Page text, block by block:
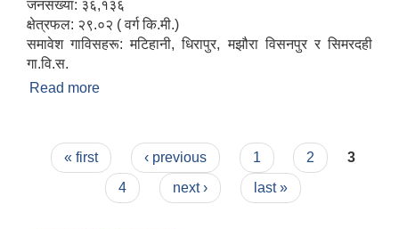
जनसंख्या: ३६,१३६
क्षेत्रफल: २९.०२ ( वर्ग कि.मी.)
समावेश गाविसहरू: मटिहानी, धिरापुर, मझौरा विसनपुर र सिमरदही
गा.वि.स.
Read more
Pages
« first ‹ previous 1 2
3
4
next › last »